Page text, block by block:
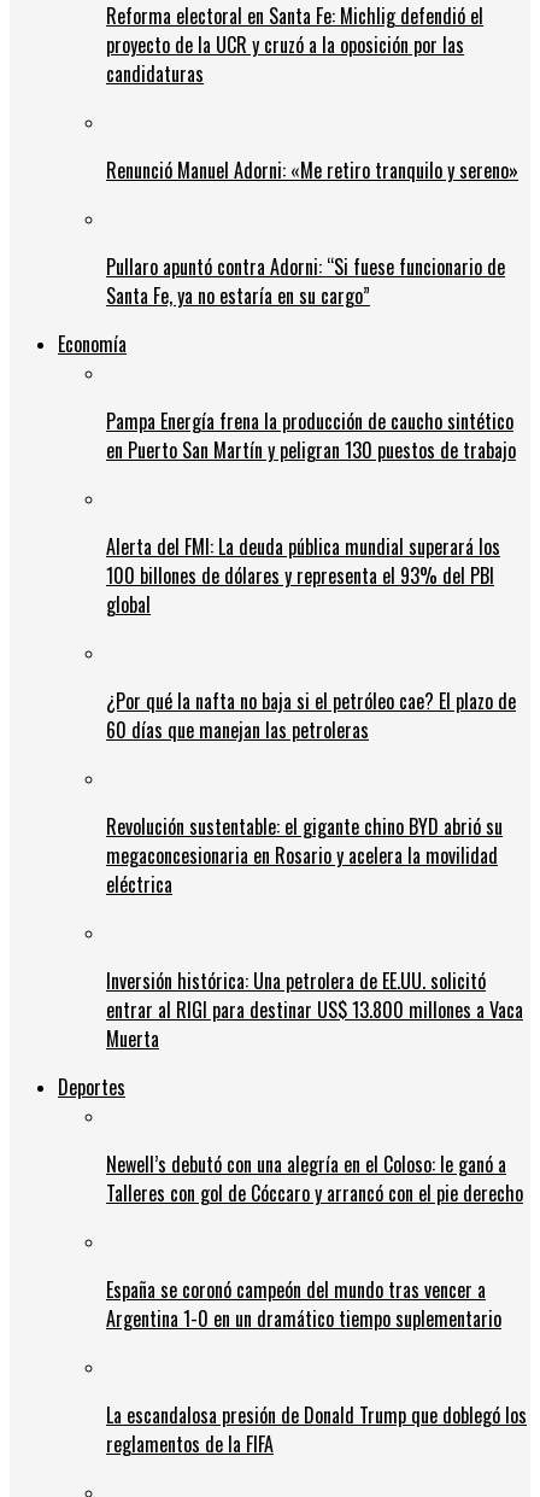
Reforma electoral en Santa Fe: Michlig defendió el
proyecto de la UCR y cruzó a la oposición por las
candidaturas
Renunció Manuel Adorni: «Me retiro tranquilo y sereno»
Pullaro apuntó contra Adorni: “Si fuese funcionario de
Santa Fe, ya no estaría en su cargo”
Economía
Pampa Energía frena la producción de caucho sintético
en Puerto San Martín y peligran 130 puestos de trabajo
Alerta del FMI: La deuda pública mundial superará los
100 billones de dólares y representa el 93% del PBI
global
¿Por qué la nafta no baja si el petróleo cae? El plazo de
60 días que manejan las petroleras
Revolución sustentable: el gigante chino BYD abrió su
megaconcesionaria en Rosario y acelera la movilidad
eléctrica
Inversión histórica: Una petrolera de EE.UU. solicitó
entrar al RIGI para destinar US$ 13.800 millones a Vaca
Muerta
Deportes
Newell’s debutó con una alegría en el Coloso: le ganó a
Talleres con gol de Cóccaro y arrancó con el pie derecho
España se coronó campeón del mundo tras vencer a
Argentina 1-0 en un dramático tiempo suplementario
La escandalosa presión de Donald Trump que doblegó los
reglamentos de la FIFA